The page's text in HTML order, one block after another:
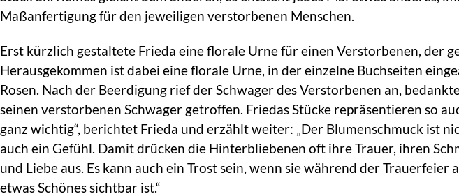
Maßanfertigung für den jeweiligen verstorbenen Menschen.
Erst kürzlich gestaltete Frieda eine florale Urne für einen Verstorbenen, der
Herausgekommen ist dabei eine florale Urne, in der einzelne Buchseiten
Rosen. Nach der Beerdigung rief der Schwager des Verstorbenen an,
seinen verstorbenen Schwager getroffen. Friedas Stücke repräsentieren so
ganz wichtig“, berichtet Frieda und erzählt weiter: „Der Blumenschmuck ist
auch ein Gefühl. Damit drücken die Hinterbliebenen oft ihre Trauer, ihren
und Liebe aus. Es kann auch ein Trost sein, wenn sie während der
etwas Schönes sichtbar ist.“